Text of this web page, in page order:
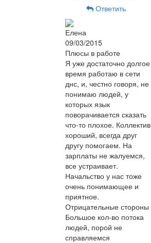
Ответить
Елена
09/03/2015
Плюсы в работе
Я уже достаточно долгое
время работаю в сети
днс, и, честно говоря, не
понимаю людей, у
которых язык
поворачивается сказать
что-то плохое. Коллектив
хороший, всегда друг
другу помогаем. На
зарплаты не жалуемся,
все устраивает.
Начальство у нас тоже
очень понимающее и
приятное.
Отрицательные стороны
Большое кол-во потока
людей, порой не
справляемся